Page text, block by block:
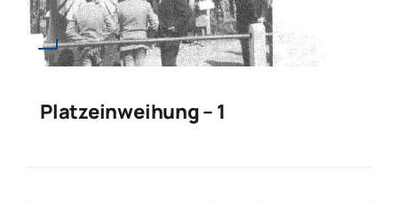
Platzeinweihung – 1